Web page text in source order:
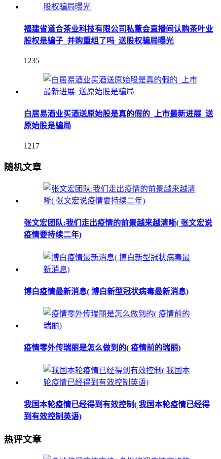
福建省道合茶业科技有限公司私董会直播间认购茶叶业
股权是骗子_并购重组了吗_送股权骗局曝光
1235
白居易酒业买酒送原始股是真的假的_上市最新进展_送
原始股是骗局
1217
随机文章
张文宏团队:我们走出疫情的前景越来越清晰( 张文宏说
疫情要持续二年)
博白疫情最新消息( 博白新型冠状病毒最新消息)
疫情零外传瑞丽是怎么做到的( 疫情前的瑞丽)
我国本轮疫情已经得到有效控制( 我国本轮疫情已经得
到有效控制英语)
热评文章